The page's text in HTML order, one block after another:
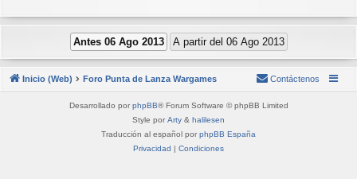
Inicio (Web) Foro Punta de Lanza Wargames Contáctenos
Desarrollado por phpBB® Forum Software © phpBB Limited
Style por Arty & halilesen
Traducción al español por phpBB España
Privacidad | Condiciones